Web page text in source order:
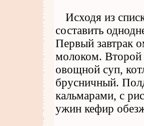
Исходя из
составить
Первый завтрак
молоком. Второй
овощной суп,
брусничный.
кальмарами, с
ужин кефир